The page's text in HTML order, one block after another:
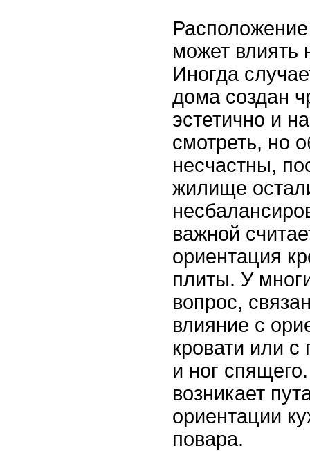
может влиять
Иногда
дома создан
эстетично и
смотреть, но
несчастны,
жилище
важной
ориентация
плиты. У
вопрос,
влияние с
кровати или
и ног
возникает
ориентации
повара.